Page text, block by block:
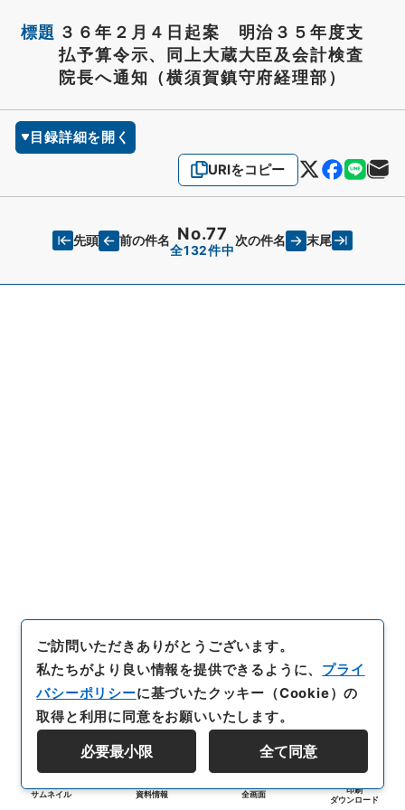
標題 ３６年２月４日起案 明治３５年度支
払予算令示、同上大蔵大臣及会計検査
院長へ通知（横須賀鎮守府経理部）
目録詳細を開く
URIをコピー
先頭 前の件名 No.77
全132件中
次の件名 末尾
サムネイル 資料情報 全画面
印刷
ダウンロード
ご訪問いただきありがとうございます。
私たちがより良い情報を提供できるように、 プライ
バシーポリシーに基づいたクッキー（Cookie）の
取得と利用に同意をお願いいたします。
必要最小限 全て同意